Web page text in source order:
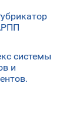
системы
и